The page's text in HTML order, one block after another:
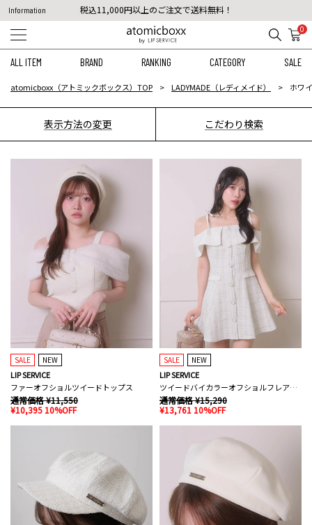
Information
税込11,000円以上のご注文で送料無料！
【重要】予約商品のお支払い方法（代金引換）変更に関するお知らせ
0
ALL ITEM BRAND RANKING CATEGORY SALE
atomicboxx（アトミックボックス）TOP LADYMADE（レディメイド） ホワ
表示方法の変更 こだわり検索
SALE NEW
LIP SERVICE
ファーオフショルツイードトップス
通常価格 ¥11,550
¥10,395 10%OFF
SALE NEW
LIP SERVICE
ツイードバイカラーオフショルフレアワンピース
通常価格 ¥15,290
¥13,761 10%OFF